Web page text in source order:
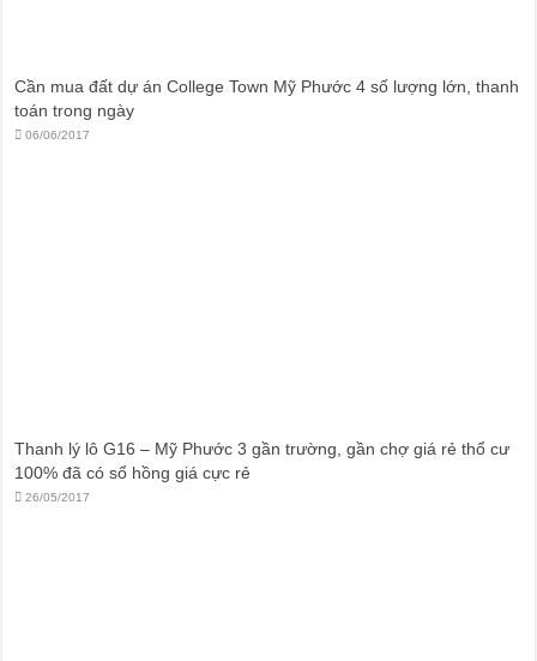
Cần mua đất dự án College Town Mỹ Phước 4 số lượng lớn, thanh
toán trong ngày
06/06/2017
Thanh lý lô G16 – Mỹ Phước 3 gần trường, gần chợ giá rẻ thổ cư
100% đã có sổ hồng giá cực rẻ
26/05/2017